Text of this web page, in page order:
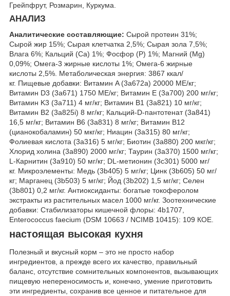
Грейпфрут, Розмарин, Куркума.
АНАЛИЗ
Аналитические составляющие: Сырой протеин 31%;
Сырой жир 15%; Сырая клетчатка 2,5%; Сырая зола 7,5%;
Влага 6%; Кальций (Са) 1%; Фосфор (P) 1%; Магний (Mg)
0,09%; Омега-3 жирные кислоты 1%; Омега-6 жирные
кислоты 2,5%. Метаболическая энергия: 3867 ккал/
кг. Пищевые добавки: Витамин A (3a672a) 20000 МЕ/кг;
Витамин D3 (3а671) 1750 МЕ/кг; Витамин Е (3а700) 200 мг/кг;
Витамин K3 (3a711) 4 мг/кг; Витамин B1 (3a821) 10 мг/кг;
Витамин B2 (3a825i) 8 мг/кг; Кальций-D-пантотенат (3a841)
16,5 мг/кг; Витамин B6 (3a831) 8 мг/кг; Витамин B12
(цианокобаламин) 50 мкг/кг; Ниацин (3a315) 80 мг/кг;
Фолиевая кислота (3a316) 5 мг/кг; Биотин (3a880) 200 мкг/кг;
Хлорид холина (3a890) 2000 мг/кг; Таурин (3a370) 1500 мг/кг;
L-Карнитин (3a910) 50 мг/кг; DL-метионин (3c301) 5000 мг/
кг. Микроэлементы: Медь (3b405) 5 мг/кг; Цинк (3b605) 50 мг/
кг; Марганец (3b503) 5 мг/кг; Йод (3b202) 1,5 мг/кг; Селен
(3b801) 0,2 мг/кг. Антиоксиданты: богатые токоферолом
экстракты из растительных масел 1000 мг/кг. Зоотехнические
добавки: Стабилизаторы кишечной флоры: 4b1707,
Enterococcus faecium (DSM 10663 / NCIMB 10415): 109 КОЕ.
настоящая высокая кухня
Полезный и вкусный корм – это не просто набор
ингредиентов, а прежде всего их качество, правильный
баланс, отсутствие сомнительных компонентов, вызывающих
пищевую непереносимость и, конечно, умение приготовить
эти ингредиенты, сохранив все ценное и питательное для